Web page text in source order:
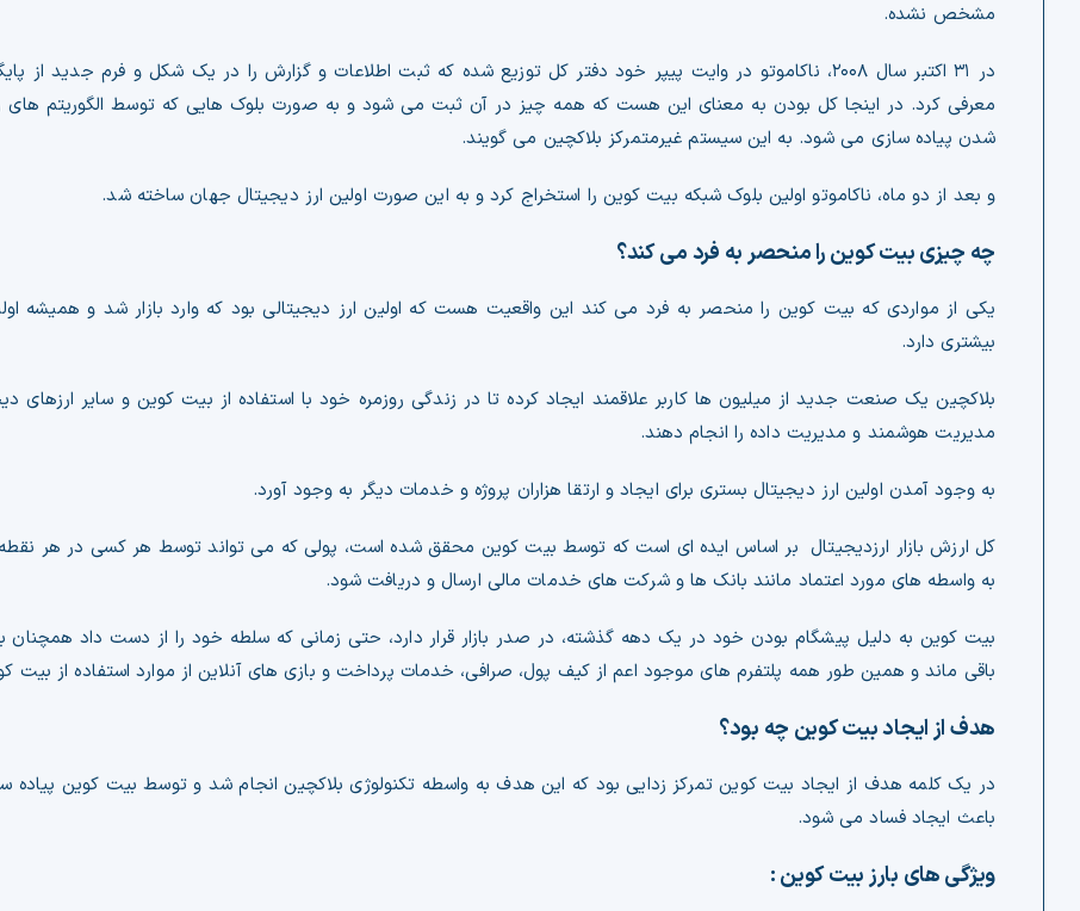
مشخص نشده.
در ۳۱ اکتبر سال ۲۰۰۸، ناکاموتو در وایت پیپر خود دفتر کل توزیع شده که ثبت اطلاعات و گزارش را در یک شکل و فرم جدید از
معرفی کرد. در اینجا کل بودن به معنای این هست که همه چیز در آن ثبت می شود و به صورت بلوک هایی که توسط الگوریتم های
شدن پیاده سازی می شود. به این سیستم غیرمتمرکز بلاکچین می گویند.
و بعد از دو ماه، ناکاموتو اولین بلوک شبکه بیت کوین را استخراج کرد و به این صورت اولین ارز دیجیتال جهان ساخته شد.
چه چیزی بیت کوین را منحصر به فرد می کند؟
یکی از مواردی که بیت کوین را منحصر به فرد می کند این واقعیت هست که اولین ارز دیجیتالی بود که وارد بازار شد و همیشه
بیشتری دارد.
بلاکچین یک صنعت جدید از میلیون ها کاربر علاقمند ایجاد کرده تا در زندگی روزمره خود با استفاده از بیت کوین و سایر ارزهای
مدیریت هوشمند و مدیریت داده را انجام دهند.
به وجود آمدن اولین ارز دیجیتال بستری برای ایجاد و ارتقا هزاران پروژه و خدمات دیگر به وجود آورد.
کل ارزش بازار ارزدیجیتال بر اساس ایده ای است که توسط بیت کوین محقق شده است، پولی که می تواند توسط هر کسی در هر نقطه
به واسطه های مورد اعتماد مانند بانک ها و شرکت های خدمات مالی ارسال و دریافت شود.
بیت کوین به دلیل پیشگام بودن خود در یک دهه گذشته، در صدر بازار قرار دارد، حتی زمانی که سلطه خود را از دست داد همچنان
باقی ماند و همین طور همه پلتفرم های موجود اعم از کیف پول، صرافی، خدمات پرداخت و بازی های آنلاین از موارد استفاده از بیت
هدف از ایجاد بیت کوین چه بود؟
در یک کلمه هدف از ایجاد بیت کوین تمرکز زدایی بود که این هدف به واسطه تکنولوژی بلاکچین انجام شد و توسط بیت کوین
باعث ایجاد فساد می شود.
ویژگی های بارز بیت کوین :